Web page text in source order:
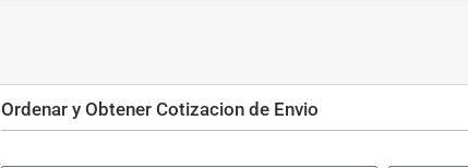
Ordenar y Obtener Cotizacion de Envio